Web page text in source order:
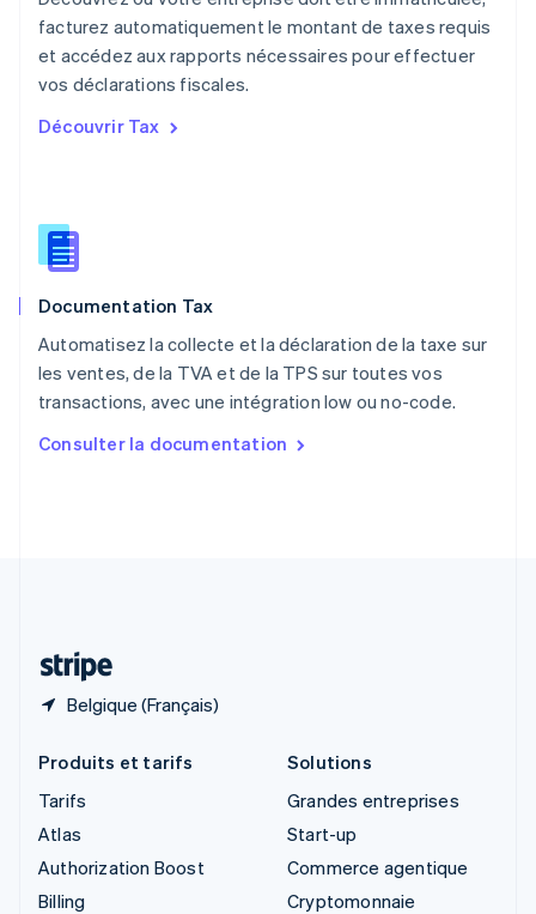
facturez automatiquement le montant de taxes requis
et accédez aux rapports nécessaires pour effectuer
vos déclarations fiscales.
Découvrir Tax
Documentation Tax
Automatisez la collecte et la déclaration de la taxe sur
les ventes, de la TVA et de la TPS sur toutes vos
transactions, avec une intégration low ou no-code.
Consulter la documentation
Belgique (Français)
Pays-Bas
NederlandsEnglish
Pologne
Portugal
République tchèque
English
English
Royaume-Uni
Singapour
English简体中文
English
Produits et tarifs
Tarifs
Atlas
Authorization Boost
Billing
Solutions
Grandes entreprises
Start-up
Commerce agentique
Cryptomonnaie